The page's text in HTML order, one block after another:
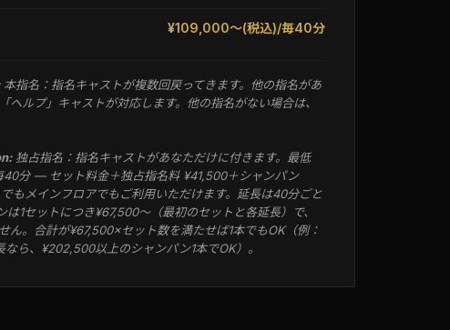
¥109,000〜(税込)/毎40分
本指名：指名キャストが複数回戻ってきます。他の指名があ
ヘルプ」キャストが対応します。他の指名がない場合は、
独占指名：指名キャストがあなただけに付きます。最低
分 — セット料金＋独占指名料 ¥41,500＋シャンパン
もメインフロアでもご利用いただけます。延長は40分ごと
1セットにつき¥67,500〜（最初のセットと各延長）で、
ん。合計が¥67,500×セット数を満たせば1本でもOK（例：
ら、¥202,500以上のシャンパン1本でOK）。